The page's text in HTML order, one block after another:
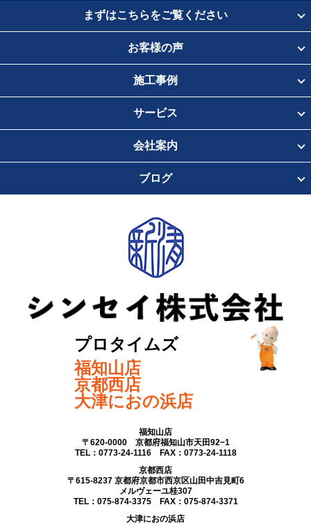
まずはこちらをご覧ください
お客様の声
施工事例
サービス
会社案内
ブログ
プロタイムズ
福知山店
京都西店
大津におの浜店
福知山店
〒620-0000 京都府福知山市天田92−1
TEL：0773-24-1116 FAX：0773-24-1118
京都西店
〒615-8237 京都府京都市西京区山田中吉見町6
メルヴェーユ桂307
TEL：075-874-3375 FAX：075-874-3371
大津におの浜店